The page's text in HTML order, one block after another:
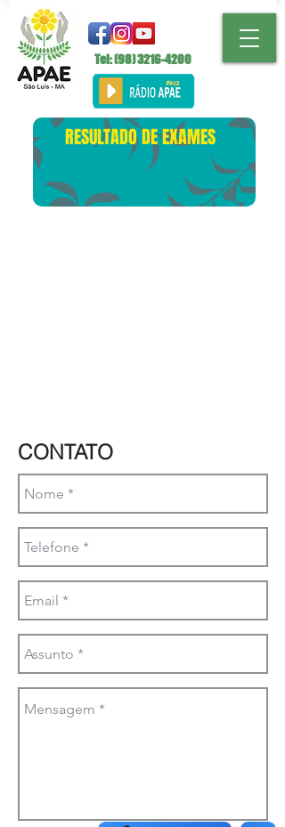
Tel: (98)3216-4200
RESULTADO DE EXAMES
CONTATO